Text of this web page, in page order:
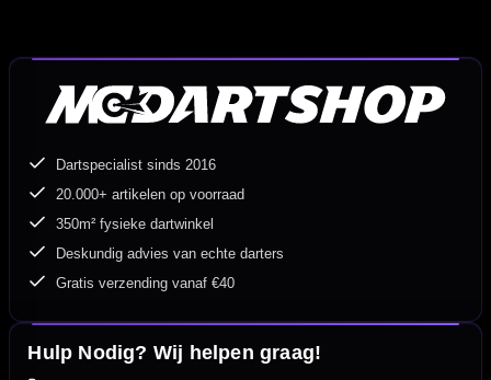
Dartspecialist sinds 2016
20.000+ artikelen op voorraad
350m² fysieke dartwinkel
Deskundig advies van echte darters
Gratis verzending vanaf €40
Hulp Nodig? Wij helpen graag!